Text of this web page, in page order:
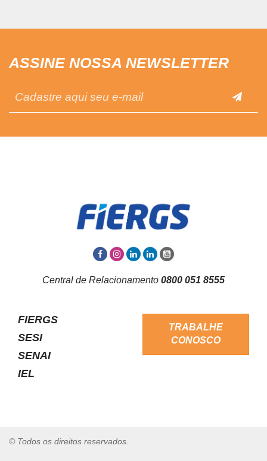
ASSINE NOSSA NEWSLETTER
Central de Relacionamento 0800 051 8555
FIERGS
SESI
SENAI
IEL
TRABALHE
CONOSCO
© Todos os direitos reservados.